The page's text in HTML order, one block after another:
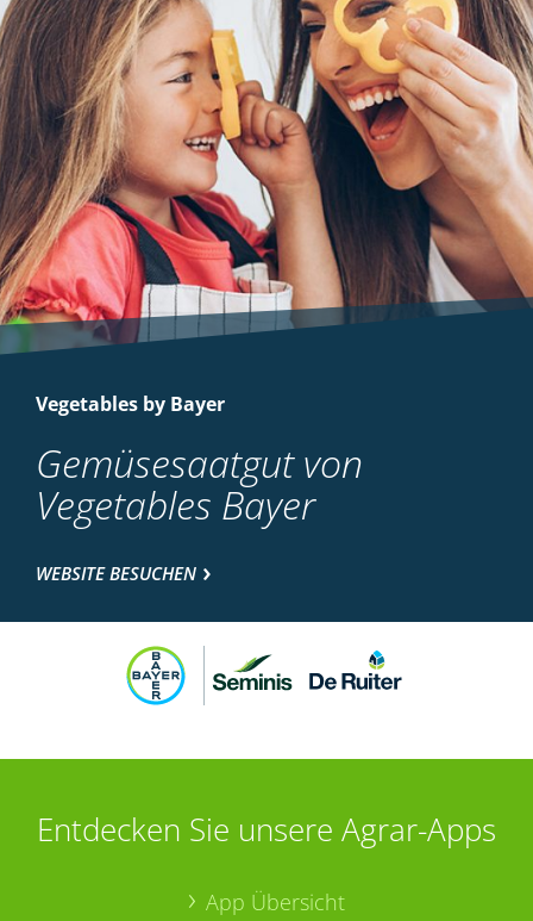
Vegetables by Bayer
Gemüsesaatgut von
Vegetables Bayer
WEBSITE BESUCHEN
Entdecken Sie unsere Agrar-Apps
App Übersicht